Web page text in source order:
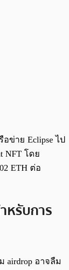
ข่าย Eclipse ไป
NFT โดย
ETH ต่อ
หรับการ
airdrop อาจลืม